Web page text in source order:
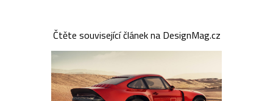
Čtěte související článek na DesignMag.cz